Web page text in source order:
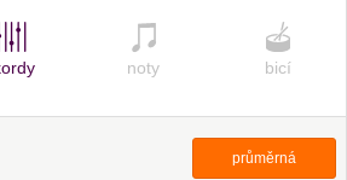
noty bicí
průměrná